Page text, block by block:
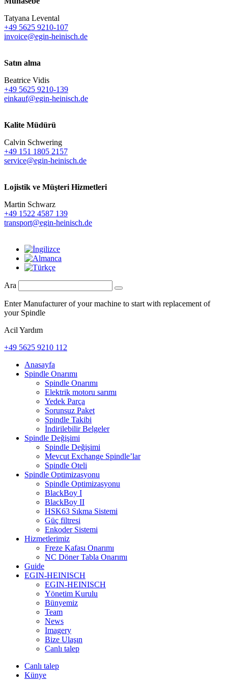
Tatyana Levental
+49 5625 9210-107
invoice@egin-heinisch.de
Satın alma
Beatrice Vidis
+49 5625 9210-139
einkauf@egin-heinisch.de
Kalite Müdürü
Calvin Schwering
+49 151 1805 2157
service@egin-heinisch.de
Lojistik ve Müşteri Hizmetleri
Martin Schwarz
+49 1522 4587 139
transport@egin-heinisch.de
Ara
Enter Manufacturer of your machine to start with replacement of
your Spindle
Acil Yardım
+49 5625 9210 112
Anasayfa
Spindle Onarımı
Spindle Onarımı
Elektrik motoru sarımı
Yedek Parça
Sorunsuz Paket
Spindle Takibi
İndirilebilir Belgeler
Spindle Değişimi
Spindle Değişimi
Mevcut Exchange Spindle’lar
Spindle Oteli
Spindle Optimizasyonu
Spindle Optimizasyonu
BlackBoy I
BlackBoy II
HSK63 Sıkma Sistemi
Güç filtresi
Enkoder Sistemi
Hizmetlerimiz
Freze Kafası Onarımı
NC Döner Tabla Onarımı
Guide
EGIN-HEINISCH
EGIN-HEINISCH
Yönetim Kurulu
Bünyemiz
Team
News
Imagery
Bize Ulaşın
Canlı talep
Canlı talep
Künye